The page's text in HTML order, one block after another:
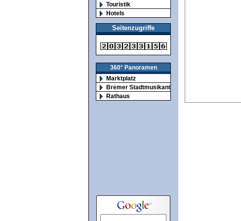
Touristik
Hotels
Seitenzugriffe
360° Panoramen
Marktplatz
Bremer Stadtmusikanten
Rathaus